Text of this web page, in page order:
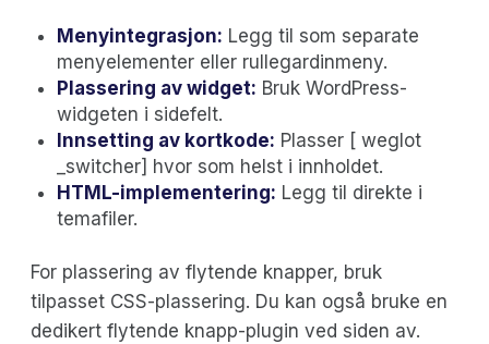
Menyintegrasjon: Legg til som separate
menyelementer eller rullegardinmeny.
Plassering av widget: Bruk WordPress-
widgeten i sidefelt.
Innsetting av kortkode: Plasser [ weglot
_switcher] hvor som helst i innholdet.
HTML-implementering: Legg til direkte i
temafiler.
For plassering av flytende knapper, bruk
tilpasset CSS-plassering. Du kan også bruke en
dedikert flytende knapp-plugin ved siden av.